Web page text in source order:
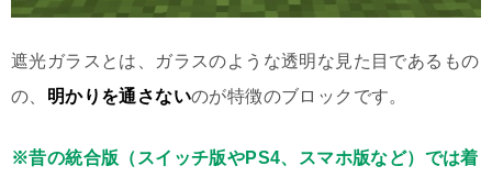
遮光ガラスとは、ガラスのような透明な見た目であるもの
の、 明かりを通さないのが特徴のブロックです。
※昔の統合版（スイッチ版やPS4、スマホ版など）では着